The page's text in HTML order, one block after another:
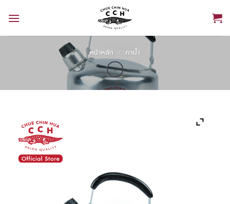
หน้าหลัก / กาน้ำ